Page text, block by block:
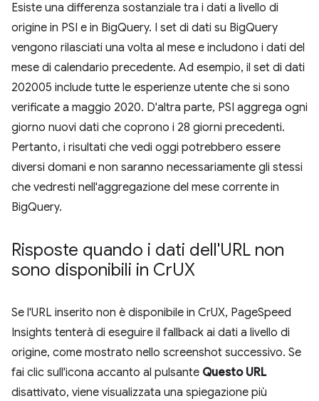
Esiste una differenza sostanziale tra i dati a livello di
origine in PSI e in BigQuery. I set di dati su BigQuery
vengono rilasciati una volta al mese e includono i dati del
mese di calendario precedente. Ad esempio, il set di dati
202005 include tutte le esperienze utente che si sono
verificate a maggio 2020. D'altra parte, PSI aggrega ogni
giorno nuovi dati che coprono i 28 giorni precedenti.
Pertanto, i risultati che vedi oggi potrebbero essere
diversi domani e non saranno necessariamente gli stessi
che vedresti nell'aggregazione del mese corrente in
BigQuery.
Risposte quando i dati dell'URL non
sono disponibili in CrUX
Se l'URL inserito non è disponibile in CrUX, PageSpeed
Insights tenterà di eseguire il fallback ai dati a livello di
origine, come mostrato nello screenshot successivo. Se
fai clic sull'icona accanto al pulsante Questo URL
disattivato, viene visualizzata una spiegazione più